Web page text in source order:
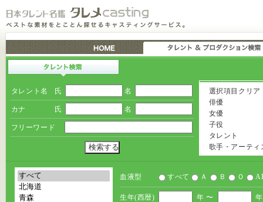
タレント名 氏 名
カナ 氏 名
フリーワード
選択項目クリア
俳優
女優
子役
タレント
歌手・アーティ
血液型 すべて Ａ Ｂ Ｏ
生年(西暦) 年 〜